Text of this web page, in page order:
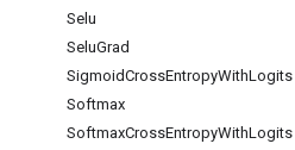
Selu
SeluGrad
SigmoidCrossEntropyWithLogits
Softmax
SoftmaxCrossEntropyWithLogits